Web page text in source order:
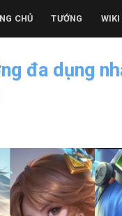
CHỦ TƯỚNG WIKI
đa dụng